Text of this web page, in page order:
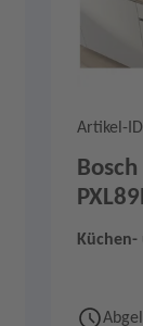
Artikel-